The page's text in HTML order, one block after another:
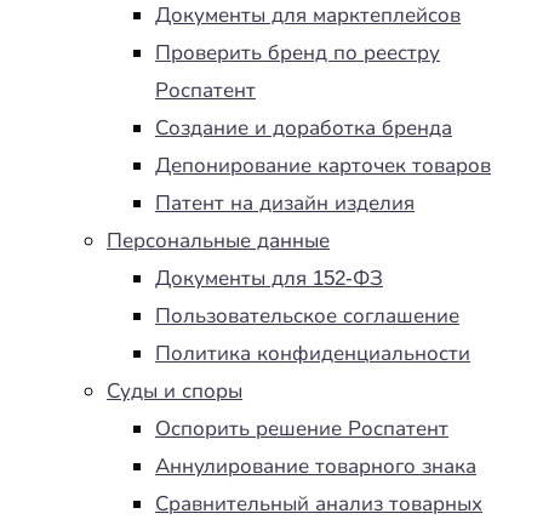
Документы для марктеплейсов
Проверить бренд по реестру
Роспатент
Создание и доработка бренда
Депонирование карточек товаров
Патент на дизайн изделия
Персональные данные
Документы для 152-ФЗ
Пользовательское соглашение
Политика конфиденциальности
Суды и споры
Оспорить решение Роспатент
Аннулирование товарного знака
Сравнительный анализ товарных